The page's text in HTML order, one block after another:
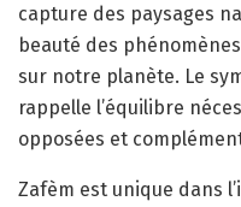
capture des paysages
beauté des
sur notre planète. Le
rappelle l’équilibre
opposées et
Zafèm est unique dans